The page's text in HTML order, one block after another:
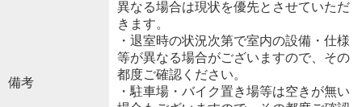
備考
異なる場合は現状を優先とさせていただ
きます。
・退室時の状況次第で室内の設備・仕様
等が異なる場合がございますので、その
都度ご確認ください。
・駐車場・バイク置き場等は空きが無い